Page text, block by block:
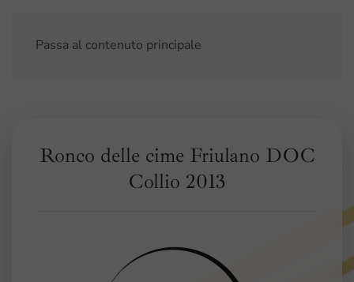
Passa al contenuto principale
Ronco delle cime Friulano DOC
Collio 2013